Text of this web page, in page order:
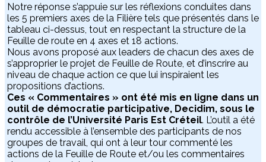
Notre réponse s’appuie sur les réflexions conduites dans
les 5 premiers axes de la Filière tels que présentés dans le
tableau ci-dessus, tout en respectant la structure de la
Feuille de route en 4 axes et 18 actions.
Nous avons proposé aux leaders de chacun des axes de
s’approprier le projet de Feuille de Route, et d’inscrire au
niveau de chaque action ce que lui inspiraient les
propositions d’actions.
Ces « Commentaires » ont été mis en ligne dans un
outil de démocratie participative, Decidim, sous le
contrôle de l’Université Paris Est Créteil. L’outil a été
rendu accessible à l’ensemble des participants de nos
groupes de travail, qui ont à leur tour commenté les
actions de la Feuille de Route et/ou les commentaires